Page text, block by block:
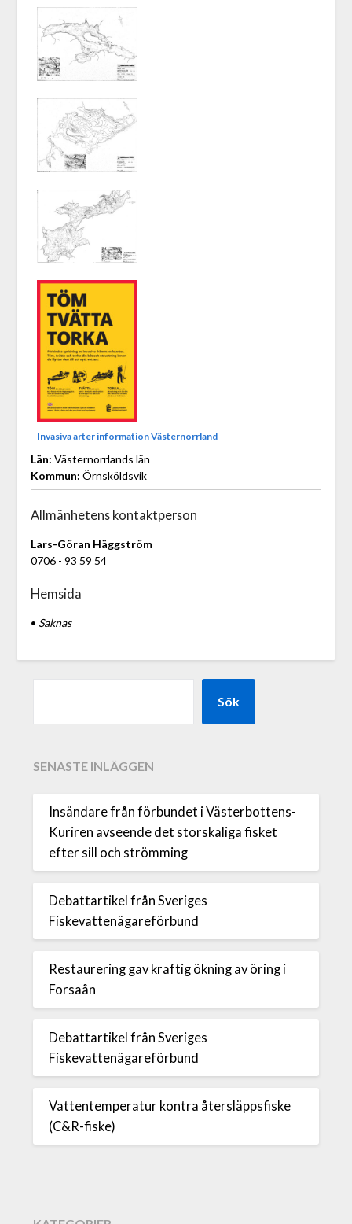
Invasiva arter information Västernorrland
Län: Västernorrlands län
Kommun: Örnsköldsvik
Allmänhetens kontaktperson
Lars-Göran Häggström
0706 - 93 59 54
Hemsida
• Saknas
Sök
SENASTE INLÄGGEN
Insändare från förbundet i Västerbottens-
Kuriren avseende det storskaliga fisket
efter sill och strömming
Debattartikel från Sveriges
Fiskevattenägareförbund
Restaurering gav kraftig ökning av öring i
Forsaån
Debattartikel från Sveriges
Fiskevattenägareförbund
Vattentemperatur kontra återsläppsfiske
(C&R-fiske)